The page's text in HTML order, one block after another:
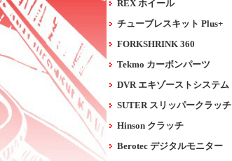
REX ホイール
チューブレスキット Plus+
FORKSHRINK 360
Tekmo カーボンパーツ
DVR エキゾーストシステム
SUTER スリッパークラッチ
Hinson クラッチ
Berotec デジタルモニター